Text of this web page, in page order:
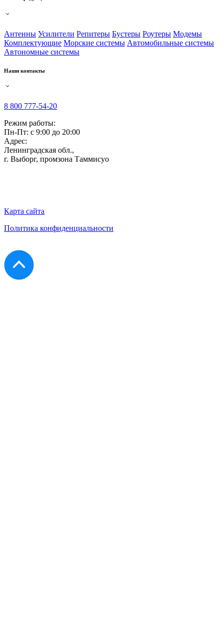
Антенны Усилители Репитеры Бустеры Роутеры Модемы
Комплектующие Морские системы Автомобильные системы
Автономные системы
Наши контакты
8 800 777-54-20
Режим работы:
Пн-Пт: с 9:00 до 20:00
Адрес:
Ленинградская обл.,
г. Выборг, промзона Таммисуо
Карта сайта
Политика конфиденциальности